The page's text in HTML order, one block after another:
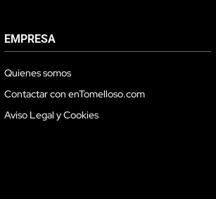
EMPRESA
Quienes somos
Contactar con enTomelloso.com
Aviso Legal y Cookies